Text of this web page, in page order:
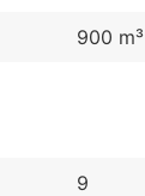
900 m³
9